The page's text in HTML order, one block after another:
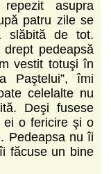
asupra
patru zile se
slăbită de tot.
pedeapsă
vestit totuşi în
Paştelui”, îmi
celelalte nu
Deşi fusese
ei o fericire şi o
Pedeapsa nu îi
făcuse un bine